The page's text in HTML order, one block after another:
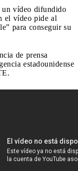
un vídeo difundido
el vídeo pide al
para conseguir su
de prensa
estadounidense